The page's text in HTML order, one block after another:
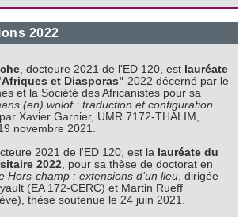
2022
, docteure 2021 de l'ED 120, est lauréate
et Diasporas"2022 décerné par le
et la Société des Africanistes pour sa
(en) wolof : traduction et configuration
Xavier Garnier, UMR 7172-THALIM,
novembre 2021.
2021 de l'ED 120, est la lauréate du
2022, pour sa thèse de doctorat en
Hors-champ : extensions d’un lieu, dirigée
(EA 172-CERC) et Martin Rueff
thèse soutenue le 24 juin 2021.